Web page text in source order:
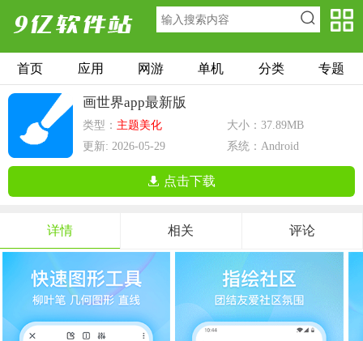
首页 应用 网游 单机 分类 专题
画世界app最新版
类型： 主题美化
大小：37.89MB
更新: 2026-05-29
系统：Android
点击下载
详情 相关 评论